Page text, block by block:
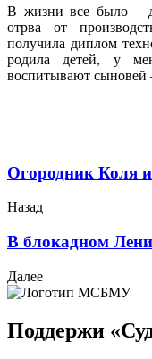
В жизни все было –
отрва от
получила диплом
родила детей, у
воспитывают сыновей
Огородник Коля
Назад
В блокадном
Далее
Поддержи